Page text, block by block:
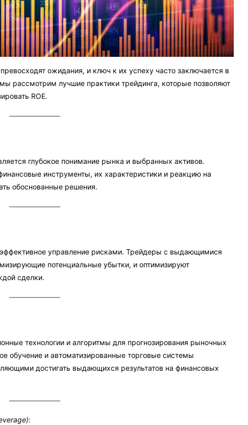
ожидания, и ключ к их успеху часто заключается в
рассмотрим лучшие практики трейдинга, которые позволяют
ROE.
глубокое понимание рынка и выбранных активов.
инструменты, их характеристики и реакцию на
обоснованные решения.
управление рисками. Трейдеры с выдающимися
потенциальные убытки, и оптимизируют
сделки.
технологии и алгоритмы для прогнозирования рыночных
обучение и автоматизированные торговые системы
достигать выдающихся результатов на финансовых